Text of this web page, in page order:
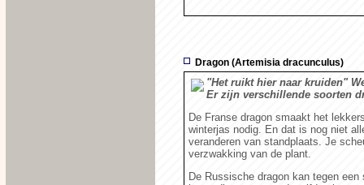
Dragon (Artemisia dracunculus)
"Het ruikt hier naar kruiden"
Er zijn verschillende soorten
De Franse dragon smaakt het
winterjas nodig. En dat is nog niet
veranderen van standplaats. Je
verzwakking van de plant.
De Russische dragon kan tegen